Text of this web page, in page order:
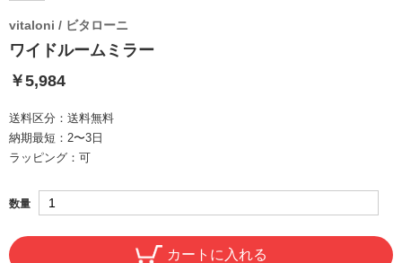
vitaloni / ビタローニ
ワイドルームミラー
￥5,984
送料区分： 送料無料
納期最短： 2〜3日
ラッピング： 可
数量
カートに入れる